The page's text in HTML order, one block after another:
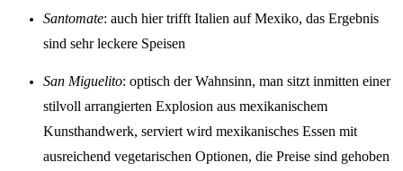
Santomate: auch hier trifft Italien auf Mexiko, das Ergebnis
sind sehr leckere Speisen
San Miguelito: optisch der Wahnsinn, man sitzt inmitten einer
stilvoll arrangierten Explosion aus mexikanischem
Kunsthandwerk, serviert wird mexikanisches Essen mit
ausreichend vegetarischen Optionen, die Preise sind gehoben